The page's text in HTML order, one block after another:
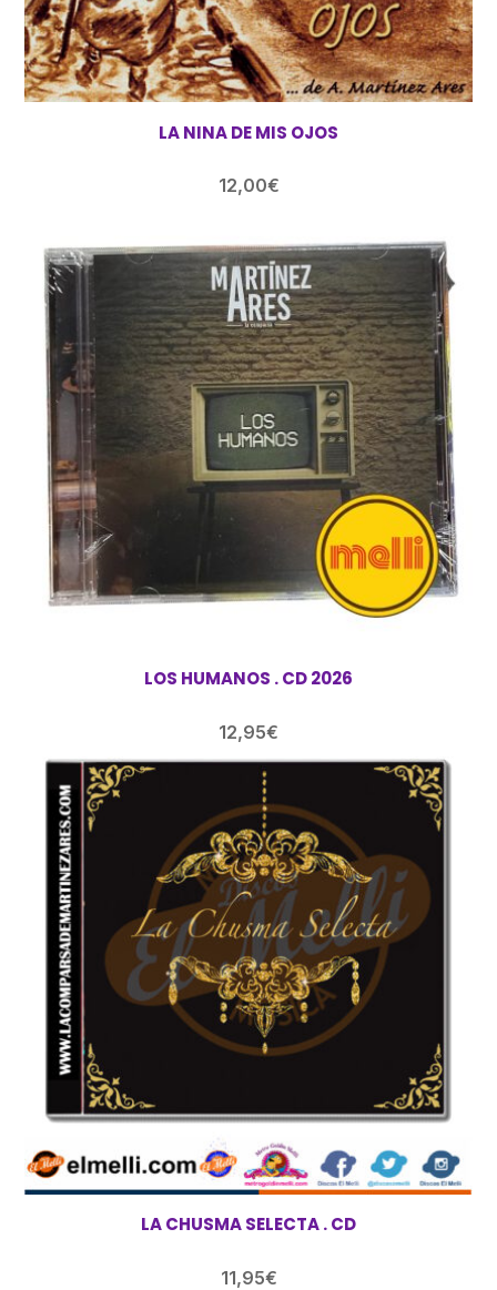
LA NINA DE MIS OJOS
12,00€
LOS HUMANOS . CD 2026
12,95€
LA CHUSMA SELECTA . CD
11,95€